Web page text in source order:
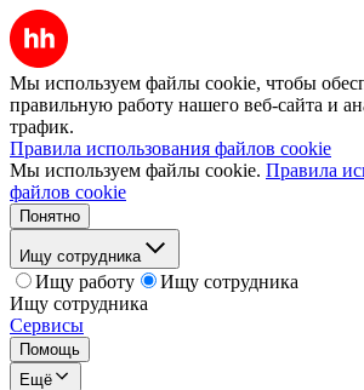
Мы используем файлы cookie, чтобы
правильную работу нашего веб-сайта и
трафик.
Правила использования файлов cookie
Мы используем файлы cookie. Правила
файлов cookie
Понятно
Ищу сотрудника
Ищу работу
Ищу сотрудника
Ищу сотрудника
Сервисы
Помощь
Ещё